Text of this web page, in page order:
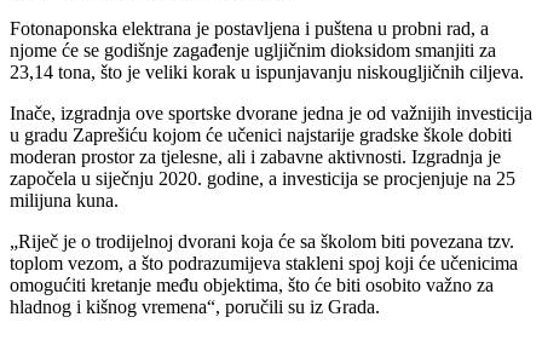
Fotonaponska elektrana je postavljena i puštena u probni rad, a
njome će se godišnje zagađenje ugljičnim dioksidom smanjiti za
23,14 tona, što je veliki korak u ispunjavanju niskougljičnih ciljeva.
Inače, izgradnja ove sportske dvorane jedna je od važnijih investicija
u gradu Zaprešiću kojom će učenici najstarije gradske škole dobiti
moderan prostor za tjelesne, ali i zabavne aktivnosti. Izgradnja je
započela u siječnju 2020. godine, a investicija se procjenjuje na 25
milijuna kuna.
„Riječ je o trodijelnoj dvorani koja će sa školom biti povezana tzv.
toplom vezom, a što podrazumijeva stakleni spoj koji će učenicima
omogućiti kretanje među objektima, što će biti osobito važno za
hladnog i kišnog vremena“, poručili su iz Grada.